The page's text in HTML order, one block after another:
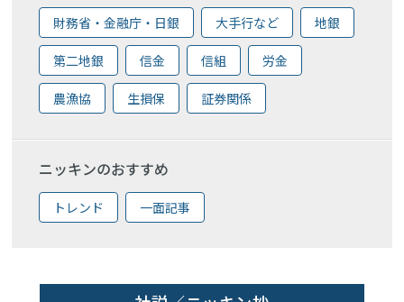
財務省・金融庁・日銀 大手行など 地銀
第二地銀 信金 信組 労金
農漁協 生損保 証券関係
ニッキンのおすすめ
トレンド 一面記事